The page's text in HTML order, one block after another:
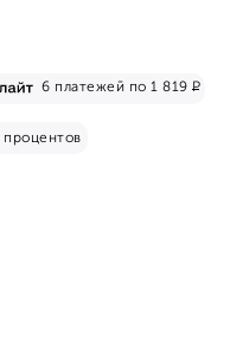
6 платежей по 1 819 Р